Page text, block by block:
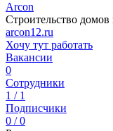
Arcon
Строительство
arcon12.ru
Хочу тут работать
Вакансии
0
Сотрудники
1 / 1
Подписчики
0 / 0